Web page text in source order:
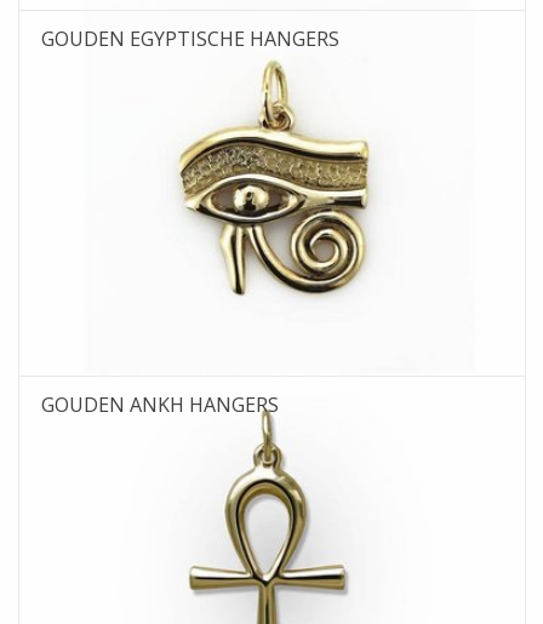
GOUDEN EGYPTISCHE HANGERS
GOUDEN ANKH HANGERS